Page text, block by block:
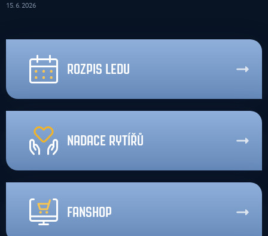
15. 6. 2026
ROZPIS LEDU
NADACE RYTÍŘŮ
FANSHOP